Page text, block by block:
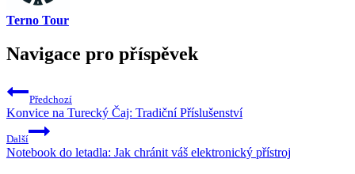
Terno Tour
Navigace pro příspěvek
Předchozí
Konvice na Turecký Čaj: Tradiční Příslušenství
Další
Notebook do letadla: Jak chránit váš elektronický přístroj